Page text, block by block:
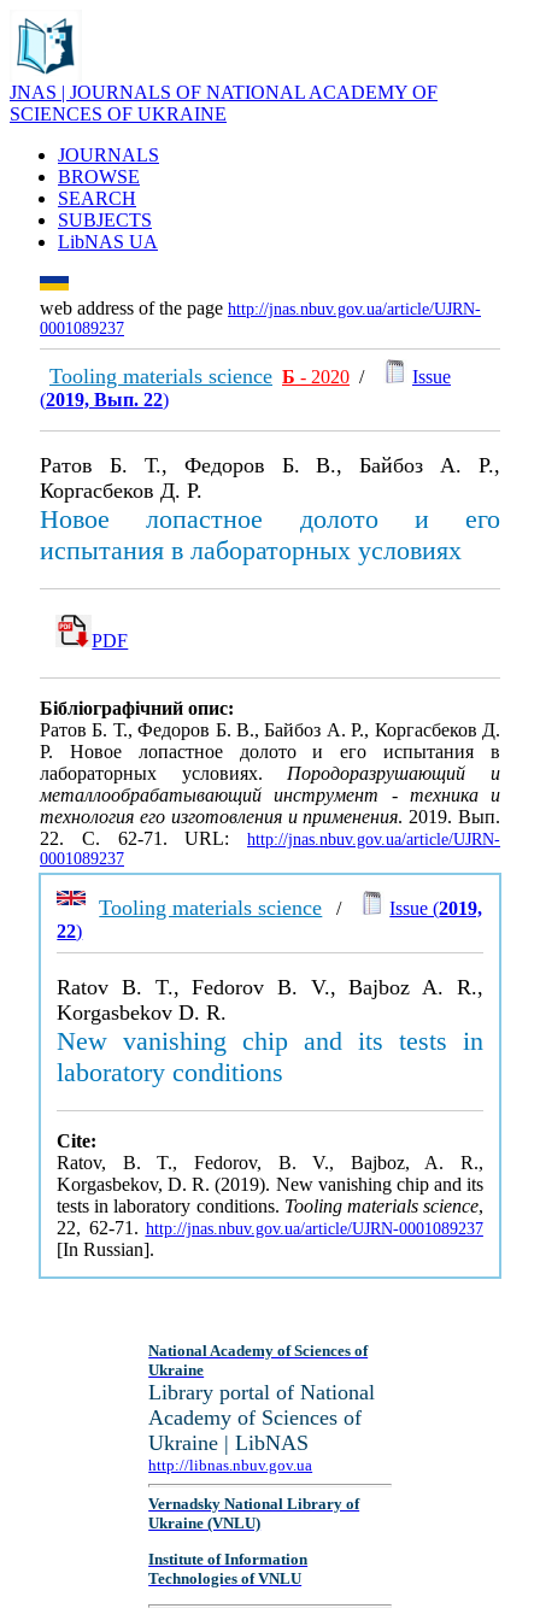
JNAS | JOURNALS OF NATIONAL ACADEMY OF
SCIENCES OF UKRAINE
JOURNALS
BROWSE
SEARCH
SUBJECTS
LibNAS UA
web address of the page http://jnas.nbuv.gov.ua/article/UJRN-
0001089237
Tooling materials science Б - 2020 /
Issue
(2019, Вып. 22)
Ратов Б. Т., Федоров Б. В., Байбоз А. Р.,
Коргасбеков Д. Р.
Новое лопастное долото и его
испытания в лабораторных условиях
PDF
Бібліографічний опис:
Ратов Б. Т., Федоров Б. В., Байбоз А. Р., Коргасбеков Д.
Р. Новое лопастное долото и его испытания в
лабораторных условиях.Породоразрушающий и
металлообрабатывающий инструмент - техника и
технология его изготовления и применения. 2019. Вып.
22. С. 62-71. URL: http://jnas.nbuv.gov.ua/article/UJRN-
0001089237
Tooling materials science / Issue (2019,
22)
Ratov B. T., Fedorov B. V., Bajboz A. R.,
Korgasbekov D. R.
New vanishing chip and its tests in
laboratory conditions
Cite:
Ratov, B. T., Fedorov, B. V., Bajboz, A. R.,
Korgasbekov, D. R. (2019). New vanishing chip and its
tests in laboratory conditions. Tooling materials science,
22, 62-71. http://jnas.nbuv.gov.ua/article/UJRN-0001089237
[In Russian].
National Academy of Sciences of
Ukraine
Library portal of National
Academy of Sciences of
Ukraine | LibNAS
http://libnas.nbuv.gov.ua
Vernadsky National Library of
Ukraine (VNLU)
Institute of Information
Technologies of VNLU